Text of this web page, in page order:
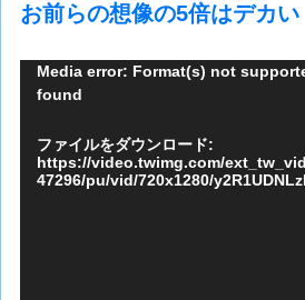
お前らの想像の5倍はデカい
動
画
プ
レ
Media error: Format(s) not
found
ファイルをダウンロード:
https://video.twimg.com/
47296/pu/vid/720x1280/